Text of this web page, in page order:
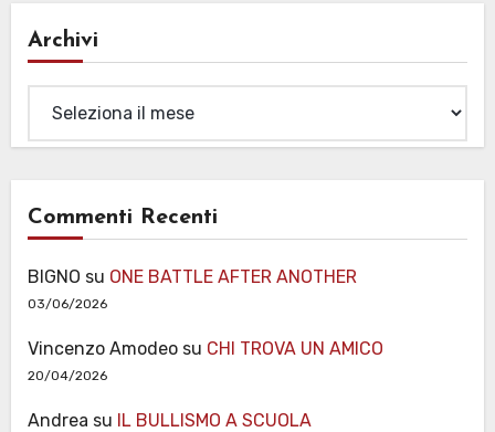
Archivi
Commenti Recenti
BIGNO su ONE BATTLE AFTER ANOTHER
03/06/2026
Vincenzo Amodeosu CHI TROVA UN AMICO
20/04/2026
Andrea su IL BULLISMO A SCUOLA